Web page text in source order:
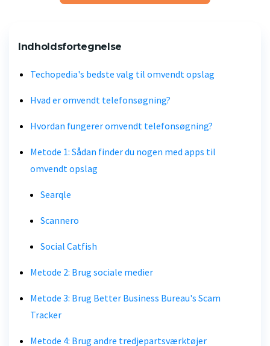
Indholdsfortegnelse
Techopedia's bedste valg til omvendt opslag
Hvad er omvendt telefonsøgning?
Hvordan fungerer omvendt telefonsøgning?
Metode 1: Sådan finder du nogen med apps til
omvendt opslag
Searqle
Scannero
Social Catfish
Metode 2: Brug sociale medier
Metode 3: Brug Better Business Bureau's Scam
Tracker
Metode 4: Brug andre tredjepartsværktøjer